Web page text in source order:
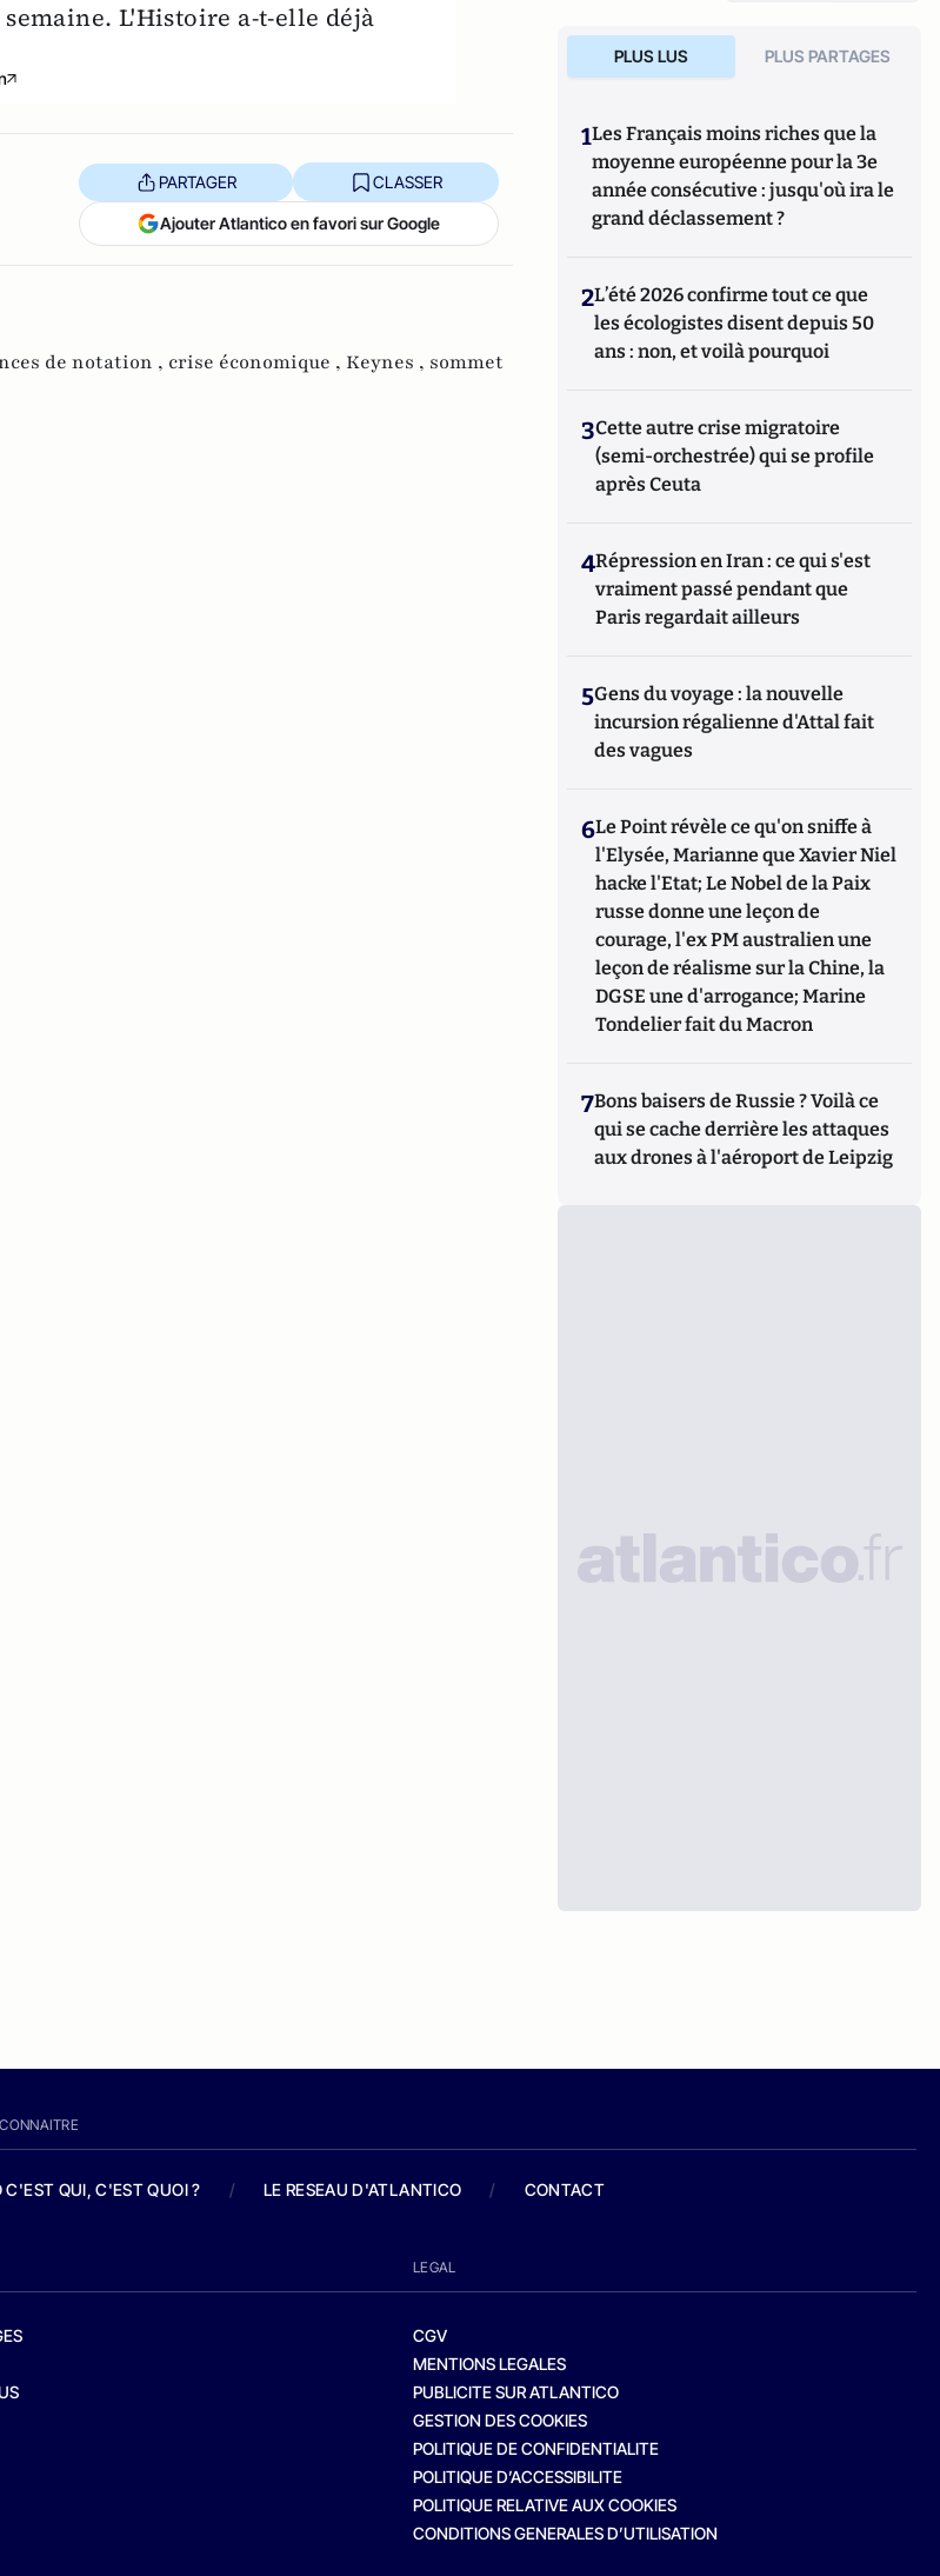
L'Histoire a-t-elle déjà
PARTAGER CLASSER
Ajouter Atlantico en favori sur Google
de notation , crise économique , Keynes , sommet
PLUS LUS PLUS PARTAGES
1Les Français moins riches que la
moyenne européenne pour la 3e
année consécutive : jusqu'où ira le
grand déclassement ?
2L’été 2026 confirme tout ce que
les écologistes disent depuis 50
ans : non, et voilà pourquoi
3Cette autre crise migratoire
(semi-orchestrée) qui se profile
après Ceuta
4Répression en Iran : ce qui s'est
vraiment passé pendant que
Paris regardait ailleurs
5Gens du voyage : la nouvelle
incursion régalienne d'Attal fait
des vagues
6Le Point révèle ce qu'on sniffe à
l'Elysée, Marianne que Xavier Niel
hacke l'Etat; Le Nobel de la Paix
russe donne une leçon de
courage, l'ex PM australien une
leçon de réalisme sur la Chine, la
DGSE une d'arrogance; Marine
Tondelier fait du Macron
7Bons baisers de Russie ? Voilà ce
qui se cache derrière les attaques
aux drones à l'aéroport de Leipzig
QUI, C'EST QUOI ? / LE RESEAU D'ATLANTICO / CONTACT
LEGAL
CGV
MENTIONS LEGALES
PUBLICITE SUR ATLANTICO
GESTION DES COOKIES
POLITIQUE DE CONFIDENTIALITE
POLITIQUE D’ACCESSIBILITE
POLITIQUE RELATIVE AUX COOKIES
CONDITIONS GENERALES D’UTILISATION